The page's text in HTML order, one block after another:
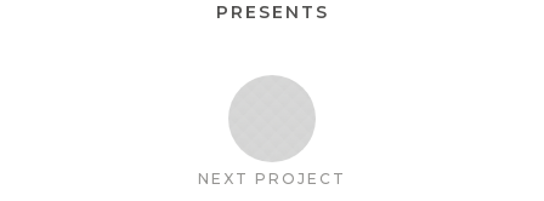
PRESENTS
NEXT PROJECT